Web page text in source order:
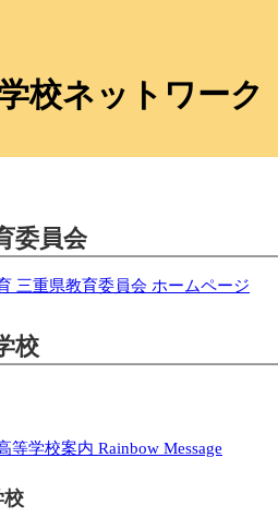
校ネットワーク
委員会
三重県教育委員会 ホームページ
校
等学校案内 Rainbow Message
校